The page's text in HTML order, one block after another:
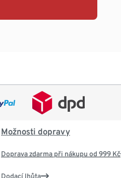
Možnosti dopravy
Doprava zdarma při nákupu od 999 Kč
Dodací lhůta